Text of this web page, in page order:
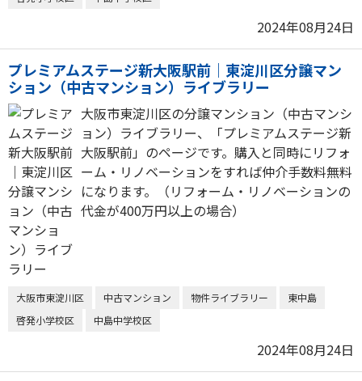
2024年08月24日
プレミアムステージ新大阪駅前｜東淀川区分譲マン
ション（中古マンション）ライブラリー
大阪市東淀川区の分譲マンション（中古マンシ
ョン）ライブラリー、「プレミアムステージ新
大阪駅前」のページです。購入と同時にリフォ
ーム・リノベーションをすれば仲介手数料無料
になります。（リフォーム・リノベーションの
代金が400万円以上の場合）
大阪市東淀川区 中古マンション 物件ライブラリー
東中島
啓発小学校区
中島中学校区
2024年08月24日